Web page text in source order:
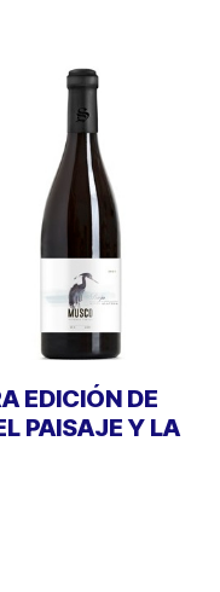
EDICIÓN DE
PAISAJE Y LA